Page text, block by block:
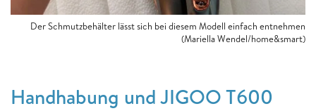
Der Schmutzbehälter lässt sich bei diesem Modell einfach entnehmen
(Mariella Wendel/home&smart)
Handhabung und JIGOO T600